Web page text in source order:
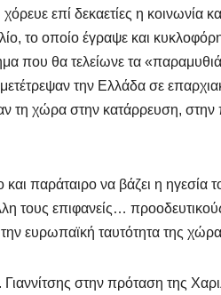
επί δεκαετίες η κοινωνία
το οποίο έγραψε και
που θα τελείωνε τα
την Ελλάδα σε
τη χώρα στην κατάρρευση, στην
παράταιρο να βάζει η
τους επιφανείς…
την ευρωπαϊκή ταυτότητα της
Γιαννίτσης στην πρόταση της